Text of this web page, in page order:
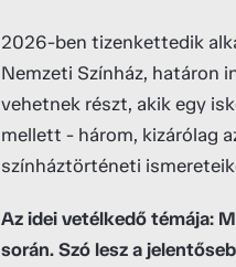
2026-ben tizenkettedik
Nemzeti Színház, határon
vehetnek részt, akik egy
mellett - három, kizárólag
színháztörténeti
Az idei vetélkedő témája:
során. Szó lesz a